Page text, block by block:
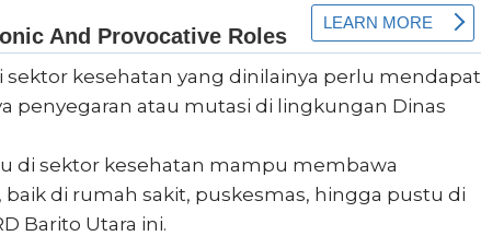
kesehatan yang dinilainya perlu mendapat
penyegaran atau mutasi di lingkungan Dinas
di sektor kesehatan mampu membawa
di rumah sakit, puskesmas, hingga pustu di
Barito Utara ini.